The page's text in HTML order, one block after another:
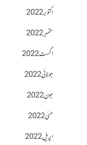
اکتوبر 2022
ستمبر 2022
اگست 2022
جولائی 2022
جون 2022
مئی 2022
اپریل 2022